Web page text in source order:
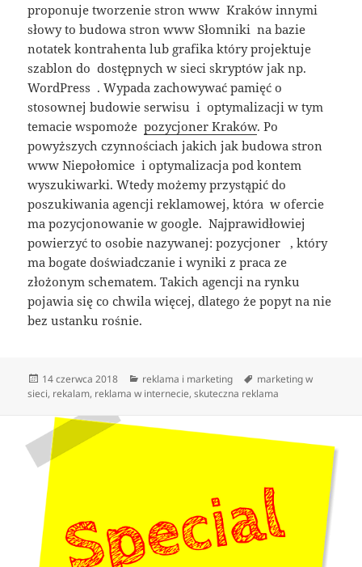
proponuje tworzenie stron www Kraków innymi
słowy to budowa stron www Słomniki na bazie
notatek kontrahenta lub grafika który projektuje
szablon do dostępnych w sieci skryptów jak np.
WordPress . Wypada zachowywać pamięć o
stosownej budowie serwisu i optymalizacji w tym
temacie wspomożepozycjoner Kraków. Po
powyższych czynnościach jakich jak budowa stron
www Niepołomice i optymalizacja pod kontem
wyszukiwarki. Wtedy możemy przystąpić do
poszukiwania agencji reklamowej, która w ofercie
ma pozycjonowanie w google. Najprawidłowiej
powierzyć to osobie nazywanej: pozycjoner , który
ma bogate doświadczanie i wyniki z praca ze
złożonym schematem. Takich agencji na rynku
pojawia się co chwila więcej, dlatego że popyt na nie
bez ustanku rośnie.
Data
publikacji
14 czerwca 2018 Kategorie
reklama i marketing Tagi
marketing w
sieci, rekalam, reklama w internecie,skuteczna reklama